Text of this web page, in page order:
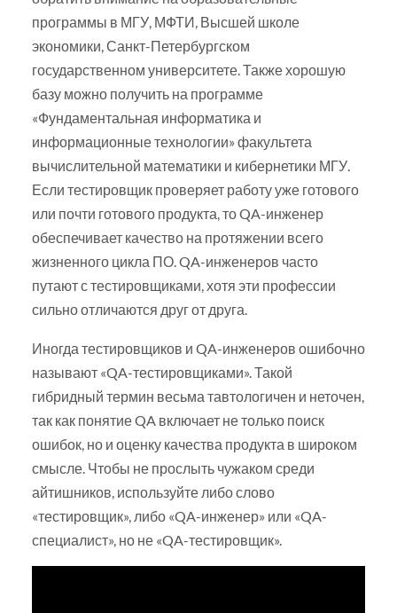
программы в МГУ, МФТИ, Высшей школе
экономики, Санкт-Петербургском
государственном университете. Также хорошую
базу можно получить на программе
«Фундаментальная информатика и
информационные технологии» факультета
вычислительной математики и кибернетики МГУ.
Если тестировщик проверяет работу уже готового
или почти готового продукта, то QA-инженер
обеспечивает качество на протяжении всего
жизненного цикла ПО. QA-инженеров часто
путают с тестировщиками, хотя эти профессии
сильно отличаются друг от друга.
Иногда тестировщиков и QA-инженеров ошибочно
называют «QA-тестировщиками». Такой
гибридный термин весьма тавтологичен и неточен,
так как понятие QA включает не только поиск
ошибок, но и оценку качества продукта в широком
смысле. Чтобы не прослыть чужаком среди
айтишников, используйте либо слово
«тестировщик», либо «QA-инженер» или «QA-
специалист», но не «QA-тестировщик».